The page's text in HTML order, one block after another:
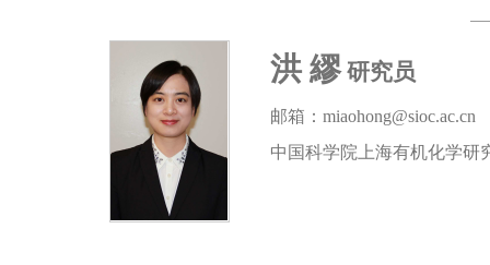
洪 繆 研究员
邮箱：miaohong@sioc.ac.cn
中国科学院上海有机化学研